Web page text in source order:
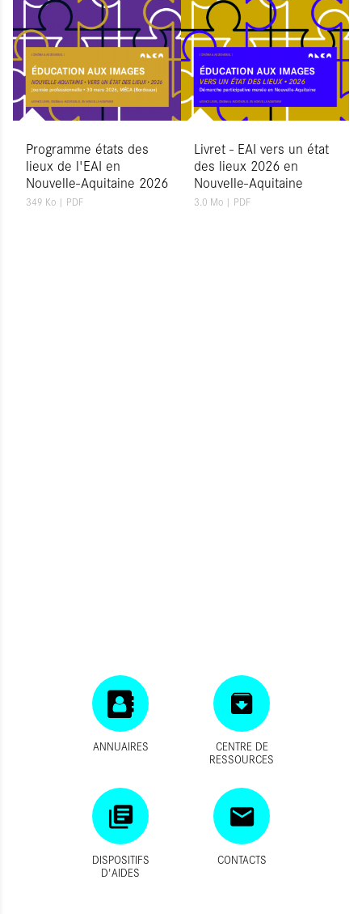
Programme états des
lieux de l'EAI en
Nouvelle-Aquitaine 2026
349 Ko | PDF
Livret - EAI vers un état
des lieux 2026 en
Nouvelle-Aquitaine
3.0 Mo | PDF
ANNUAIRES
CENTRE DE
RESSOURCES
DISPOSITIFS
D'AIDES
CONTACTS